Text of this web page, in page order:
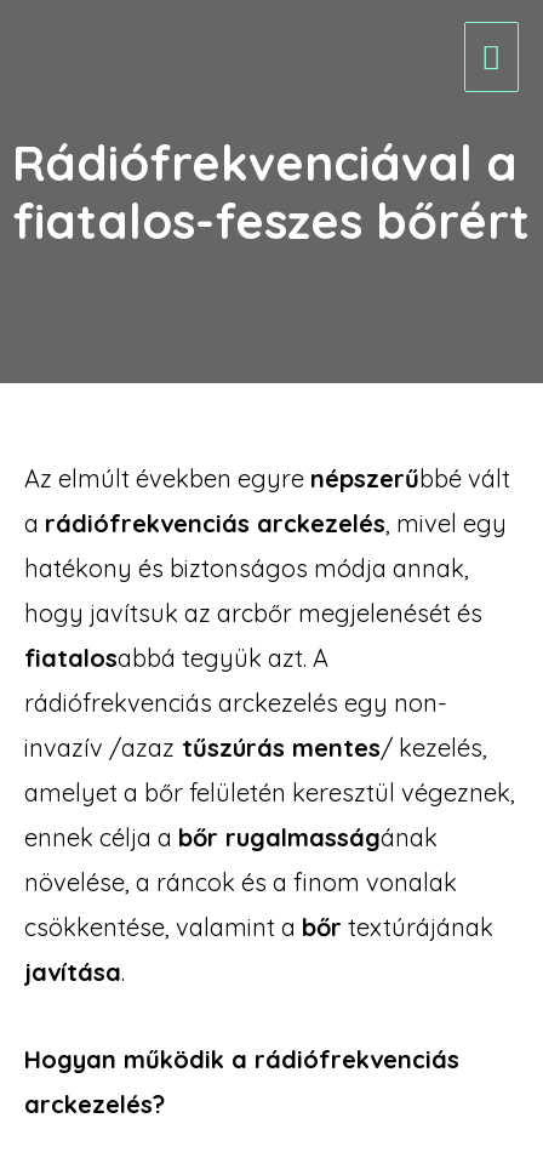
Rádiófrekvenciával a
fiatalos-feszes bőrért
Az elmúlt években egyre népszerűbbé vált
a rádiófrekvenciás arckezelés, mivel egy
hatékony és biztonságos módja annak,
hogy javítsuk az arcbőr megjelenését és
fiatalosabbá tegyük azt. A
rádiófrekvenciás arckezelés egy non-
invazív /azaz tűszúrás mentes/ kezelés,
amelyet a bőr felületén keresztül végeznek,
ennek célja a bőr rugalmasságának
növelése, a ráncok és a finom vonalak
csökkentése, valamint a bőr textúrájának
javítása.
Hogyan működik a rádiófrekvenciás
arckezelés?